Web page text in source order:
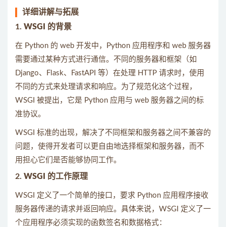
详细讲解与拓展
1. WSGI 的背景
在 Python 的 web 开发中，Python 应用程序和 web 服务器
需要通过某种方式进行通信。不同的服务器和框架（如
Django、Flask、FastAPI 等）在处理 HTTP 请求时，使用
不同的方式来处理请求和响应。为了规范化这个过程，
WSGI 被提出，它是 Python 应用与 web 服务器之间的标
准协议。
WSGI 标准的出现，解决了不同框架和服务器之间不兼容的
问题，使得开发者可以更自由地选择框架和服务器，而不
用担心它们是否能够协同工作。
2. WSGI 的工作原理
WSGI 定义了一个简单的接口，要求 Python 应用程序接收
服务器传递的请求并返回响应。具体来说，WSGI 定义了一
个应用程序必须实现的函数签名和数据格式：